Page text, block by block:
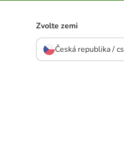
Zvolte zemi
Česká republika / cs